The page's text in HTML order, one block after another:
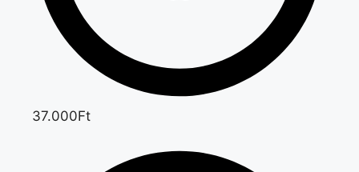
37.000Ft